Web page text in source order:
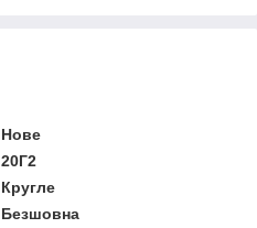
Нове
20Г2
Кругле
Безшовна